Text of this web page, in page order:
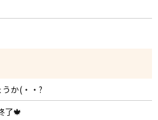
か(・・?
了🍁